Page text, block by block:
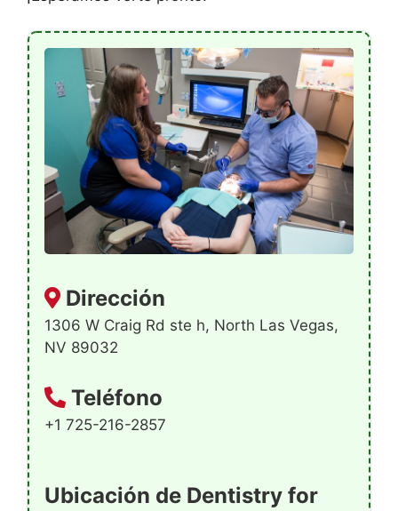
Dirección
1306 W Craig Rd ste h, North Las Vegas,
NV 89032
Teléfono
+1 725-216-2857
Ubicación de Dentistry for